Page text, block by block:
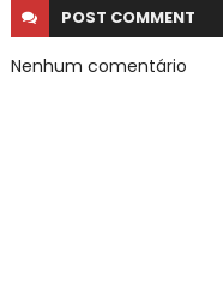
POST COMMENT
Nenhum comentário